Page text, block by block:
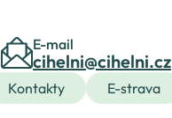
E-mail
cihelni@cihelni.cz
Kontakty E-strava